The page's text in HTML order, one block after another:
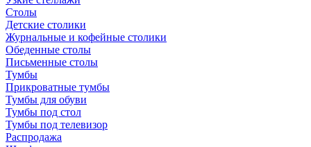
Столы
Детские столики
Журнальные и кофейные столики
Обеденные столы
Письменные столы
Тумбы
Прикроватные тумбы
Тумбы для обуви
Тумбы под стол
Тумбы под телевизор
Распродажа